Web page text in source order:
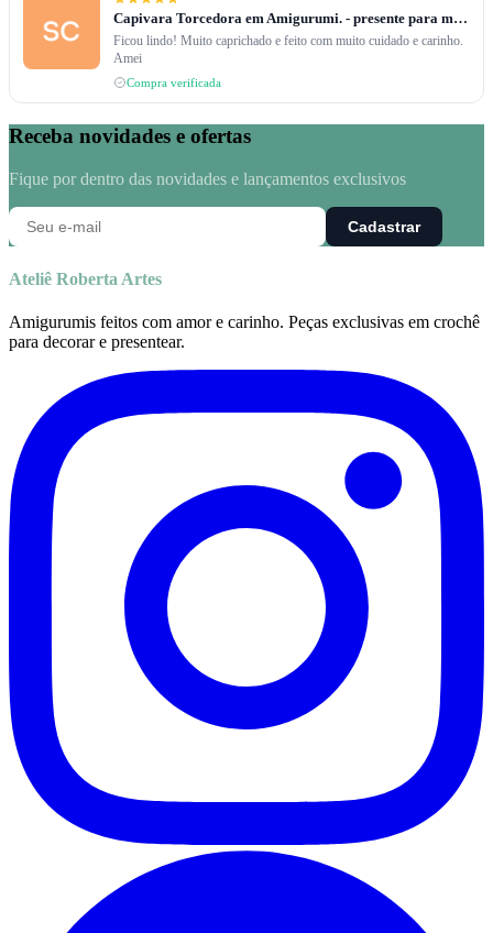
Capivara Torcedora em Amigurumi. - presente para meu caçula.
Ficou lindo! Muito caprichado e feito com muito cuidado e carinho.
Amei
Compra verificada
Receba novidades e ofertas
Fique por dentro das novidades e lançamentos exclusivos
Cadastrar
Ateliê Roberta Artes
Amigurumis feitos com amor e carinho. Peças exclusivas em crochê
para decorar e presentear.